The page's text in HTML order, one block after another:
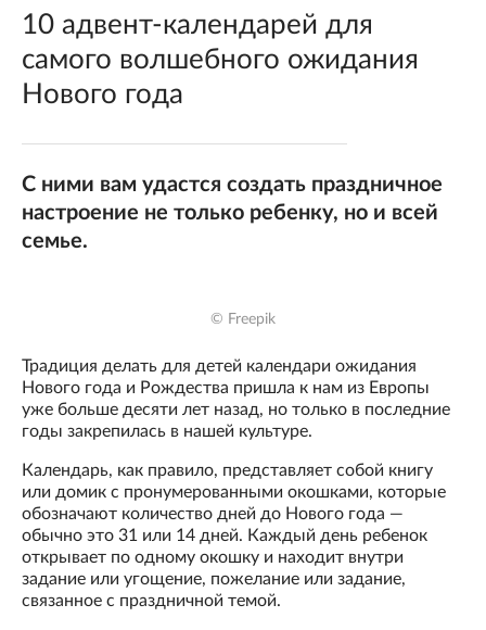
10 адвент-календарей для
самого волшебного ожидания
Нового года
С ними вам удастся создать праздничное
настроение не только ребенку, но и всей
семье.
© Freepik
Традиция делать для детей календари ожидания
Нового года и Рождества пришла к нам из Европы
уже больше десяти лет назад, но только в последние
годы закрепилась в нашей культуре.
Календарь, как правило, представляет собой книгу
или домик с пронумерованными окошками, которые
обозначают количество дней до Нового года —
обычно это 31 или 14 дней. Каждый день ребенок
открывает по одному окошку и находит внутри
задание или угощение, пожелание или задание,
связанное с праздничной темой.